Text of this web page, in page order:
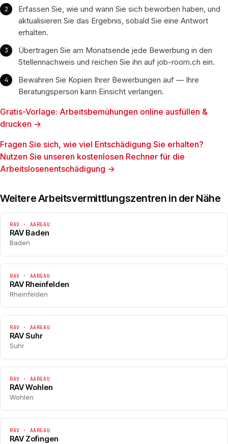
Erfassen Sie, wie und wann Sie sich beworben haben, und
aktualisieren Sie das Ergebnis, sobald Sie eine Antwort
erhalten.
Übertragen Sie am Monatsende jede Bewerbung in den
Stellennachweis und reichen Sie ihn auf job-room.ch ein.
Bewahren Sie Kopien Ihrer Bewerbungen auf — Ihre
Beratungsperson kann Einsicht verlangen.
Gratis-Vorlage: Arbeitsbemühungen online ausfüllen &
drucken →
Fragen Sie sich, wie viel Entschädigung Sie erhalten?
Nutzen Sie unseren kostenlosen Rechner für die
Arbeitslosenentschädigung →
Weitere Arbeitsvermittlungszentren in der Nähe
RAV · AARGAU
RAV Baden
Baden
RAV · AARGAU
RAV Rheinfelden
Rheinfelden
RAV · AARGAU
RAV Suhr
Suhr
RAV · AARGAU
RAV Wohlen
Wohlen
RAV · AARGAU
RAV Zofingen